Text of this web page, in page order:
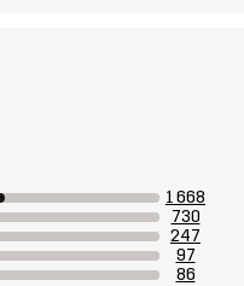
1 668
730
247
97
86